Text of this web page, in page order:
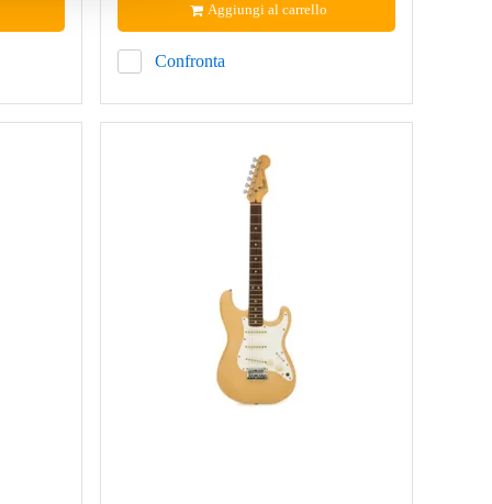
Confronta
Aggiungi al carrello